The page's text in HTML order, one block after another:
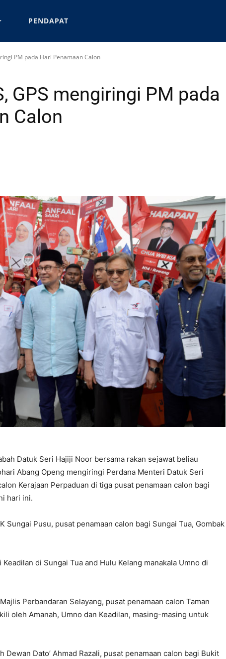
PENDAPAT
PM pada Hari Penamaan Calon
GPS mengiringi PM pada
Calon
Datuk Seri Hajiji Noor bersama rakan sejawat beliau
Abang Openg mengiringi Perdana Menteri Datuk Seri
Kerajaan Perpaduan di tiga pusat penamaan calon bagi
hari ini.
Sungai Pusu, pusat penamaan calon bagi Sungai Tua, Gombak
di Sungai Tua and Hulu Kelang manakala Umno di
Perbandaran Selayang, pusat penamaan calon Taman
oleh Amanah, Umno dan Keadilan, masing-masing untuk
Dato’ Ahmad Razali, pusat penamaan calon bagi Bukit